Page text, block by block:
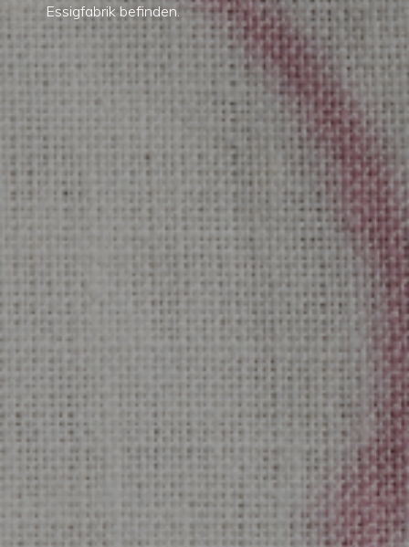
Essigfabrik befinden.